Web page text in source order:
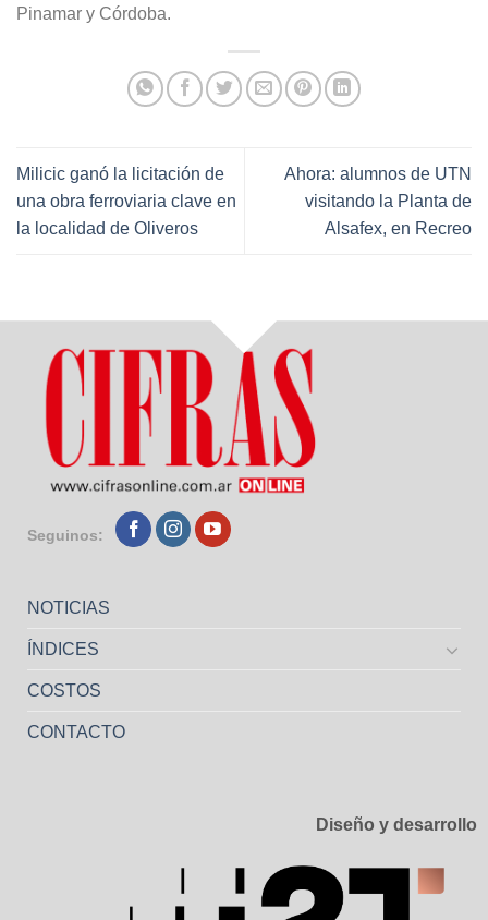
Pinamar y Córdoba.
Milicic ganó la licitación de
una obra ferroviaria clave en
la localidad de Oliveros
Ahora: alumnos de UTN
visitando la Planta de
Alsafex, en Recreo
Seguinos:
NOTICIAS
ÍNDICES
COSTOS
CONTACTO
Diseño y desarrollo